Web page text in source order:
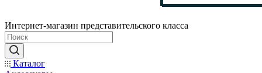
Интернет-магазин представительского класса
Каталог